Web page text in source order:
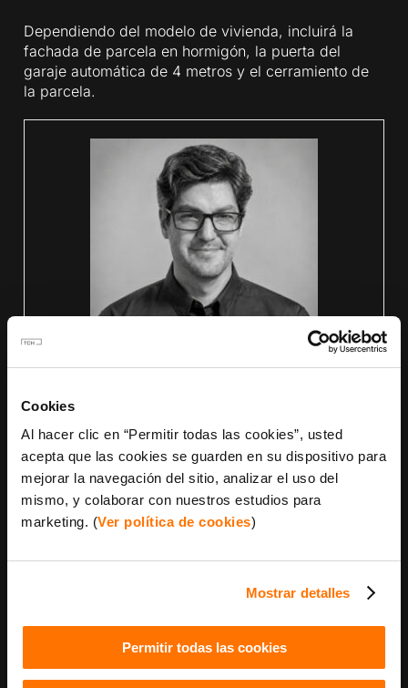
Cookies
Al hacer clic en “Permitir todas las cookies”, usted
acepta que las cookies se guarden en su dispositivo para
mejorar la navegación del sitio, analizar el uso del
mismo, y colaborar con nuestros estudios para
marketing. (Ver política de cookies)
Mostrar detalles
Permitir todas las cookies
Dependiendo del modelo de vivienda, incluirá la
fachada de parcela en hormigón, la puerta del
garaje automática de 4 metros y el cerramiento de
la parcela.
Daniel Ximénez de la Torre
Arquitecto enThe Concrete Home
Arquitecto colegiado: COACM nº 10786 y
COAM nº 63.923
• Con más de 14 años de experiencia en
vivienda unifamiliar, rehabilitación, patrimonio
histórico y sistemas constructivos
prefabricados.